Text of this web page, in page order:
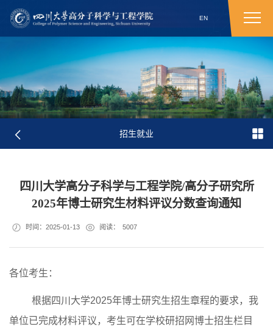
EN
招生就业
四川大学高分子科学与工程学院/高分子研究所
2025年博士研究生材料评议分数查询通知
时间：2025-01-13 阅读： 5007
各位考生：
根据四川大学2025年博士研究生招生章程的要求，我
单位已完成材料评议，考生可在学校研招网博士招生栏目